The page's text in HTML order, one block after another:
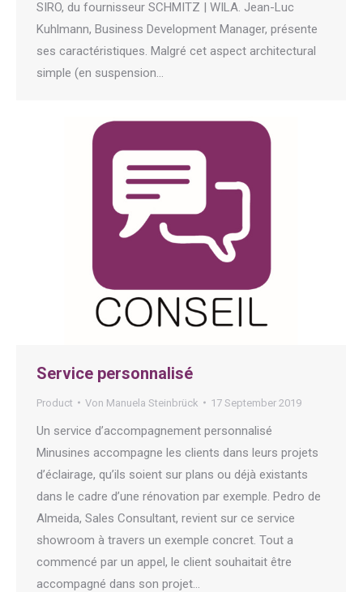
SIRO, du fournisseur SCHMITZ | WILA. Jean-Luc
Kuhlmann, Business Development Manager, présente
ses caractéristiques. Malgré cet aspect architectural
simple (en suspension…
Service personnalisé
Product Von Manuela Steinbrück 17 September 2019
Un service d’accompagnement personnalisé
Minusines accompagne les clients dans leurs projets
d’éclairage, qu’ils soient sur plans ou déjà existants
dans le cadre d’une rénovation par exemple. Pedro de
Almeida, Sales Consultant, revient sur ce service
showroom à travers un exemple concret. Tout a
commencé par un appel, le client souhaitait être
accompagné dans son projet…